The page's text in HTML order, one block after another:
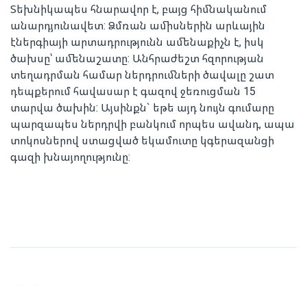
Տեխնիկապես հնարավոր է, բայց հիմնականում
անարդյունավետ: Ձմռան ամիսներին արևային
էներգիայի արտադրությունն ամենաքիչն է, իսկ
ծախսը՝ ամենաշատը: Անհրաժեշտ հզորության
տեղադրման համար ներդրումների ծավալը շատ
դեպքերում հավասար է գազով ջեռուցման 15
տարվա ծախին: Այսինքն` եթե այդ նույն գումարը
պարզապես ներդրվի բանկում որպես ավանդ, ապա
տոկոսներով ստացված եկամուտը կգերազանցի
գազի խնայողությունը: